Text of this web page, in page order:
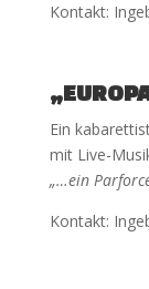
Kontakt:
Ein
mit Live-
„…ein
Kontakt: